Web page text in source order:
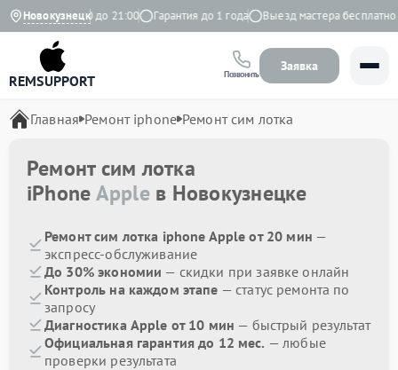
Новокузнецк
с 9:00 до 21:00 Гарантия до 1 года Выезд мастера бесплатно
REMSUPPORT Позвонить
Заявка
Главная Ремонт iphone Ремонт сим лотка
Ремонт сим лотка
iPhoneAppleв Новокузнецке
Ремонт сим лотка iphone Apple от 20 мин —
экспресс-обслуживание
До 30% экономии — скидки при заявке онлайн
Контроль на каждом этапе — статус ремонта по
запросу
Диагностика Apple от 10 мин — быстрый результат
Официальная гарантия до 12 мес. — любые
проверки результата